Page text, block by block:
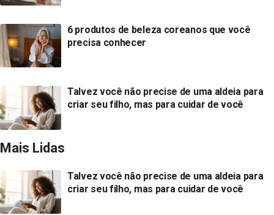
6 produtos de beleza coreanos que você
precisa conhecer
Talvez você não precise de uma aldeia para
criar seu filho, mas para cuidar de você
Mais Lidas
Talvez você não precise de uma aldeia para
criar seu filho, mas para cuidar de você